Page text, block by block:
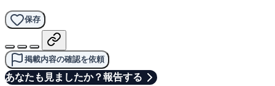
保存
掲載内容の確認を依頼
あなたも見ましたか？報告する